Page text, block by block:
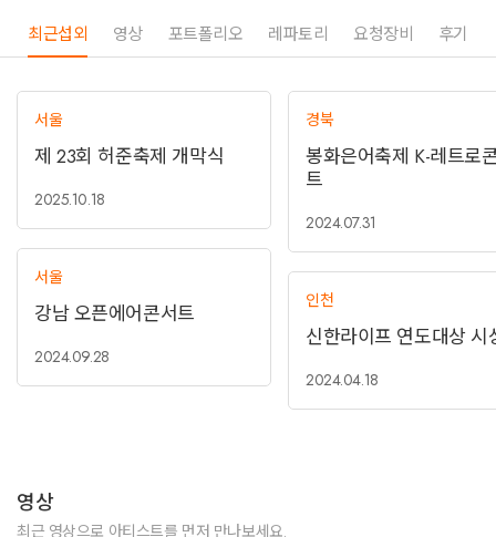
김완선은 1986년 KBS 가요대상 신인상을 시작으로 1987년부터 91년까지
5회 연속 올해의 가수상을 수상했다. 1986년 데뷔한 이후로 “한국의 마돈
댄스뮤직의 시대’, ‘보는 음악의 시대’를 열었고, 한국 대중음악사에서 현대
적 의미의 여성 댄스가수의 시초 격 존재로 평가되고 있다.
최근섭외 영상 포트폴리오 레파토리 요청장비 후기
서울
제 23회 허준축제 개막식
2025.10.18
서울
강남 오픈에어콘서트
2024.09.28
경북
봉화은어축제 K-레트로
트
2024.07.31
인천
신한라이프 연도대상 시
2024.04.18
영상
최근 영상으로 아티스트를 먼저 만나보세요.